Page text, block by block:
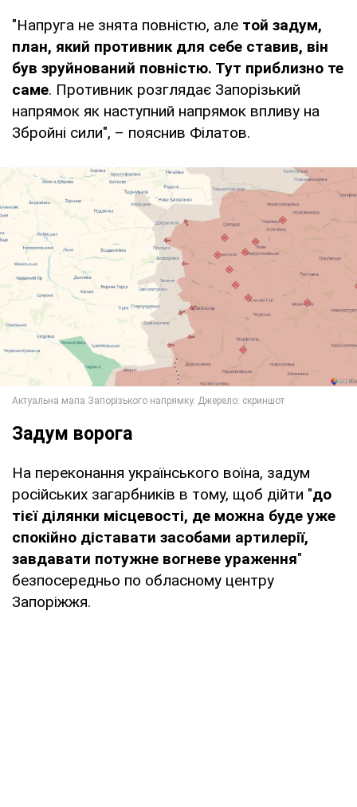
"Напруга не знята повністю, але той задум,
план, який противник для себе ставив, він
був зруйнований повністю. Тут приблизно те
саме. Противник розглядає Запорізький
напрямок як наступний напрямок впливу на
Збройні сили", – пояснив Філатов.
Задум ворога
На переконання українського воїна, задум
російських загарбників в тому, щоб дійти "до
тієї ділянки місцевості, де можна буде уже
спокійно діставати засобами артилерії,
завдавати потужне вогневе ураження"
безпосередньо по обласному центру
Запоріжжя.